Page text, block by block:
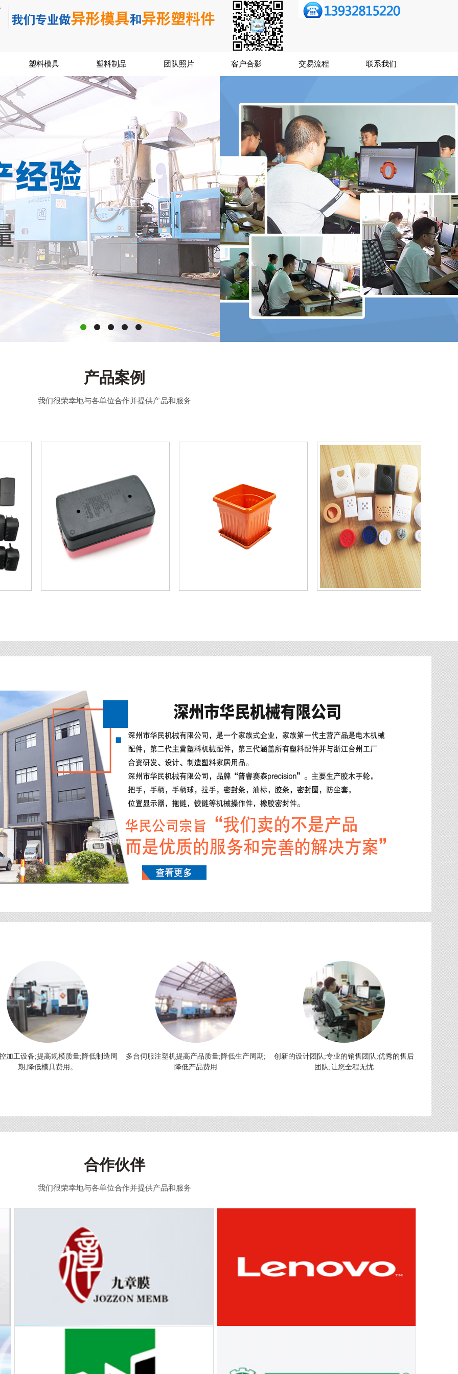
塑料模具 塑料制品 团队照片 客户合影 交易流程 联系我们
产品案例
我们很荣幸地与各单位合作并提供产品和服务
加工设备;提高规模质量;降低制造周
期;降低模具费用。
多台伺服注塑机提高产品质量;降低生产周期;
降低产品费用
创新的设计团队;专业的销售团队;优秀的售后
团队;让您全程无忧
合作伙伴
我们很荣幸地与各单位合作并提供产品和服务